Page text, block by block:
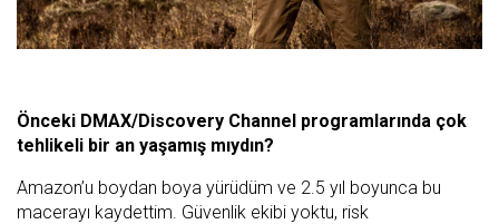
Önceki DMAX/Discovery Channel programlarında çok
tehlikeli bir an yaşamış mıydın?
Amazon’u boydan boya yürüdüm ve 2.5 yıl boyunca bu
macerayı kaydettim. Güvenlik ekibi yoktu, risk